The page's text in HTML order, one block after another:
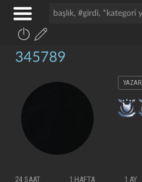
345789
YAZAR
24 SAAT 1 HAFTA 1 AY